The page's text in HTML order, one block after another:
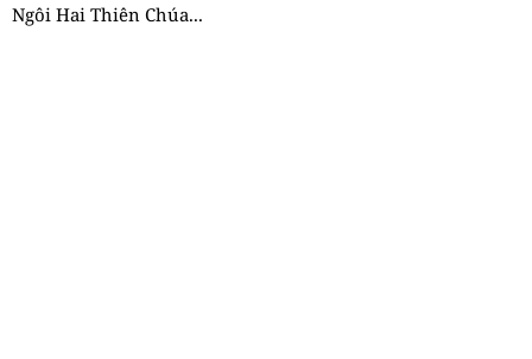
Ngôi Hai Thiên Chúa...